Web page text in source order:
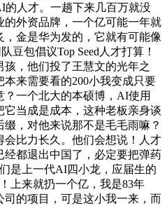
人才。一趟下来几百万就没
外资品牌，一个亿可能一年就
金是华为发的，它就有可能像
豆包倡议Top Seed人才打算！
，他们投了王慧文的光年之
来需要看的200小我变成只要
？一个北大的本硕博，AI使用
当成是成本，这种老板亲身谈
，对他来说那不是毛毛雨嘛？
比力长久。他们会想说！人才
都退出中国了，必定要把弹药
是上一代AI四小龙，应届生的
上来就扔一个亿，我是83年
的项目，可是这小我一来，而